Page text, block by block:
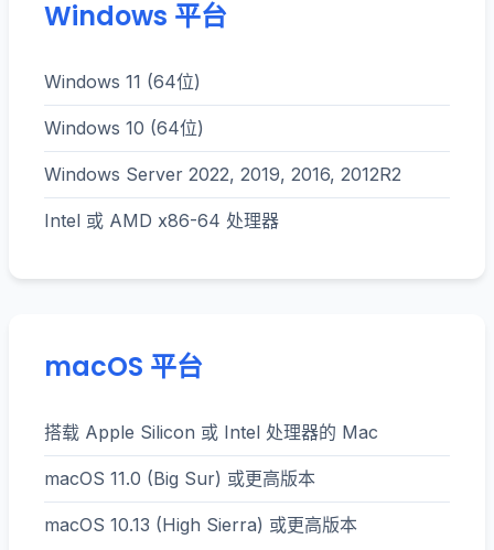
Windows 平台
Windows 11 (64位)
Windows 10 (64位)
Windows Server 2022, 2019, 2016, 2012R2
Intel 或 AMD x86-64 处理器
macOS 平台
搭载 Apple Silicon 或 Intel 处理器的 Mac
macOS 11.0 (Big Sur) 或更高版本
macOS 10.13 (High Sierra) 或更高版本